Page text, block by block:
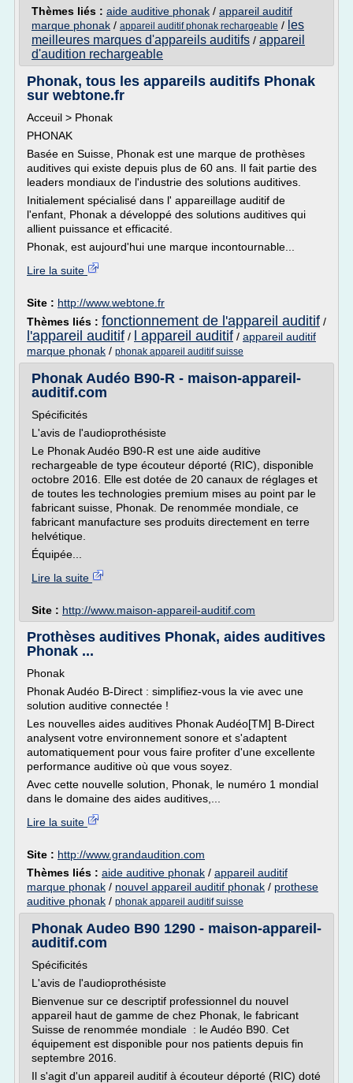
Thèmes liés : aide auditive phonak / appareil auditif
marque phonak / appareil auditif phonak rechargeable / les
meilleures marques d'appareils auditifs / appareil
d'audition rechargeable
Phonak, tous les appareils auditifs Phonak
sur webtone.fr
Acceuil > Phonak
PHONAK
Basée en Suisse, Phonak est une marque de prothèses
auditives qui existe depuis plus de 60 ans. Il fait partie des
leaders mondiaux de l'industrie des solutions auditives.
Initialement spécialisé dans l' appareillage auditif de
l'enfant, Phonak a développé des solutions auditives qui
allient puissance et efficacité.
Phonak, est aujourd'hui une marque incontournable...
Lire la suite
Site : http://www.webtone.fr
Thèmes liés : fonctionnement de l'appareil auditif /
l'appareil auditif / l appareil auditif / appareil auditif
marque phonak / phonak appareil auditif suisse
Phonak Audéo B90-R - maison-appareil-
auditif.com
Spécificités
L'avis de l'audioprothésiste
Le Phonak Audéo B90-R est une aide auditive
rechargeable de type écouteur déporté (RIC), disponible
octobre 2016. Elle est dotée de 20 canaux de réglages et
de toutes les technologies premium mises au point par le
fabricant suisse, Phonak. De renommée mondiale, ce
fabricant manufacture ses produits directement en terre
helvétique.
Équipée...
Lire la suite
Site : http://www.maison-appareil-auditif.com
Prothèses auditives Phonak, aides auditives
Phonak ...
Phonak
Phonak Audéo B-Direct : simplifiez-vous la vie avec une
solution auditive connectée !
Les nouvelles aides auditives Phonak Audéo[TM] B-Direct
analysent votre environnement sonore et s'adaptent
automatiquement pour vous faire profiter d'une excellente
performance auditive où que vous soyez.
Avec cette nouvelle solution, Phonak, le numéro 1 mondial
dans le domaine des aides auditives,...
Lire la suite
Site : http://www.grandaudition.com
Thèmes liés : aide auditive phonak / appareil auditif
marque phonak / nouvel appareil auditif phonak / prothese
auditive phonak / phonak appareil auditif suisse
Phonak Audeo B90 1290 - maison-appareil-
auditif.com
Spécificités
L'avis de l'audioprothésiste
Bienvenue sur ce descriptif professionnel du nouvel
appareil haut de gamme de chez Phonak, le fabricant
Suisse de renommée mondiale : le Audéo B90. Cet
équipement est disponible pour nos patients depuis fin
septembre 2016.
Il s'agit d'un appareil auditif à écouteur déporté (RIC) doté